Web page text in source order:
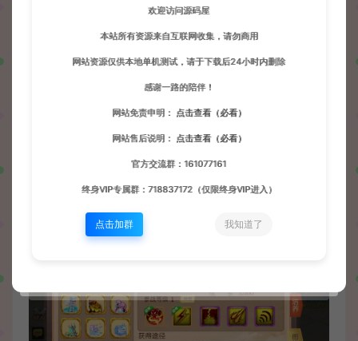
欢迎访问源码屋
本站所有资源来自互联网收集，请勿商用
网站资源仅供本地单机测试，请于下载后24小时内删除
感谢一路的陪伴！
网站免责申明： 点击查看（必看）
网站售后说明： 点击查看（必看）
官方交流群：161077161
终身VIP专属群：718837172（仅限终身VIP进入）
点击加群 我知道了